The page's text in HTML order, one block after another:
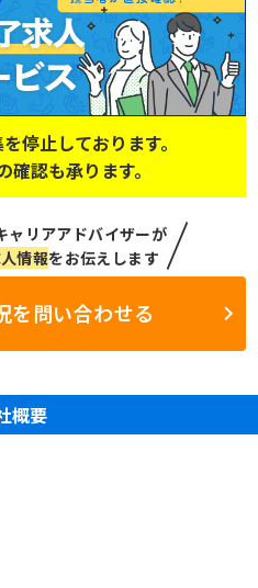
停止しております。
認も承ります。
ャリアアドバイザーが
情報をお伝えします
を問い合わせる
概要